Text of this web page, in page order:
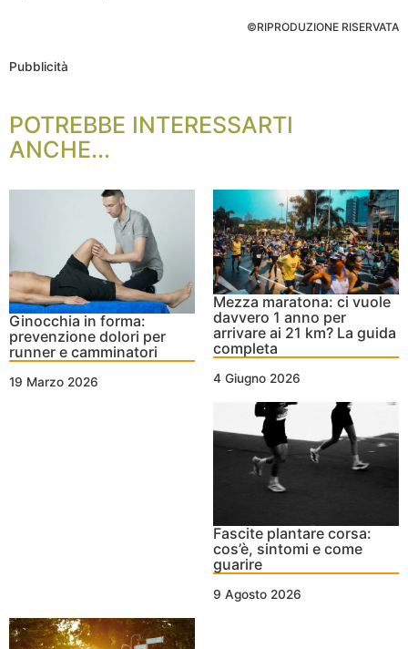
©RIPRODUZIONE RISERVATA
Pubblicità
POTREBBE INTERESSARTI
ANCHE...
Ginocchia in forma:
prevenzione dolori per
runner e camminatori
19 Marzo 2026
Mezza maratona: ci vuole
davvero 1 anno per
arrivare ai 21 km? La guida
completa
4 Giugno 2026
Fascite plantare corsa:
cos’è, sintomi e come
guarire
9 Agosto 2026